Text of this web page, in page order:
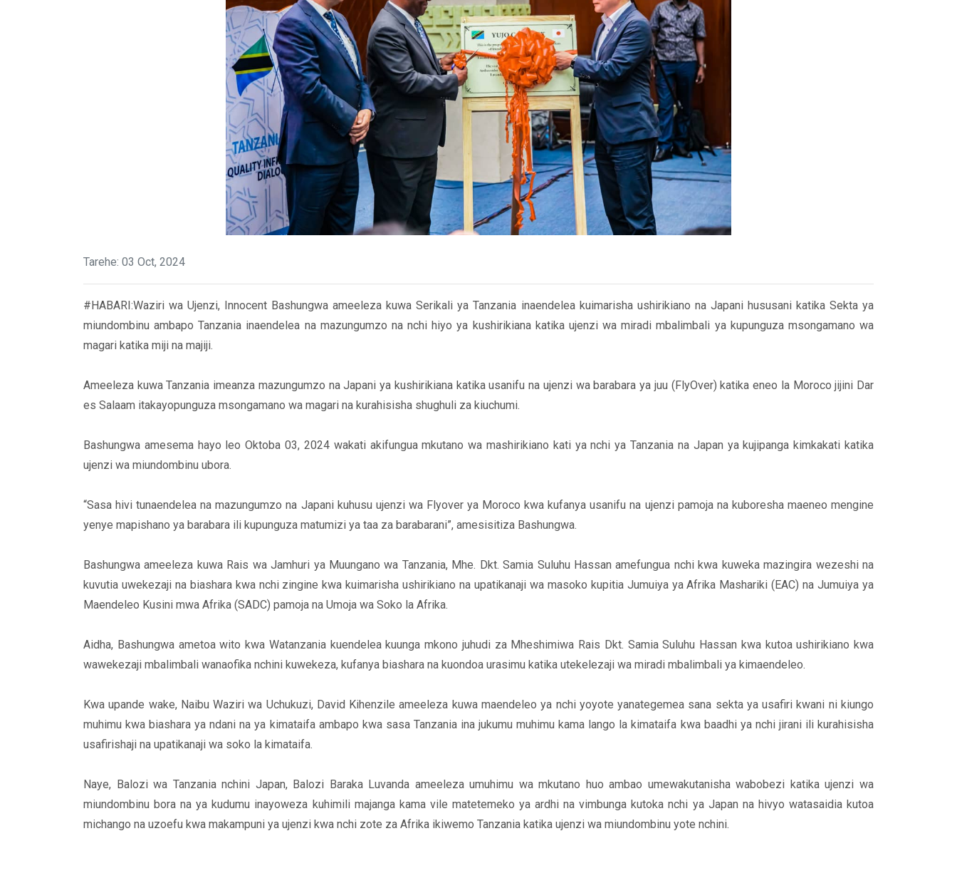
Tarehe: 03 Oct, 2024
#HABARI:Waziri wa Ujenzi, Innocent Bashungwa ameeleza kuwa Serikali ya Tanzania inaendelea kuimarisha ushirikiano na Japani hususani katika Sekta ya
miundombinu ambapo Tanzania inaendelea na mazungumzo na nchi hiyo ya kushirikiana katika ujenzi wa miradi mbalimbali ya kupunguza msongamano wa
magari katika miji na majiji.
Ameeleza kuwa Tanzania imeanza mazungumzo na Japani ya kushirikiana katika usanifu na ujenzi wa barabara ya juu (FlyOver) katika eneo la Moroco jijini Dar
es Salaam itakayopunguza msongamano wa magari na kurahisisha shughuli za kiuchumi.
Bashungwa amesema hayo leo Oktoba 03, 2024 wakati akifungua mkutano wa mashirikiano kati ya nchi ya Tanzania na Japan ya kujipanga kimkakati katika
ujenzi wa miundombinu ubora.
“Sasa hivi tunaendelea na mazungumzo na Japani kuhusu ujenzi wa Flyover ya Moroco kwa kufanya usanifu na ujenzi pamoja na kuboresha maeneo mengine
yenye mapishano ya barabara ili kupunguza matumizi ya taa za barabarani”, amesisitiza Bashungwa.
Bashungwa ameeleza kuwa Rais wa Jamhuri ya Muungano wa Tanzania, Mhe. Dkt. Samia Suluhu Hassan amefungua nchi kwa kuweka mazingira wezeshi na
kuvutia uwekezaji na biashara kwa nchi zingine kwa kuimarisha ushirikiano na upatikanaji wa masoko kupitia Jumuiya ya Afrika Mashariki (EAC) na Jumuiya ya
Maendeleo Kusini mwa Afrika (SADC) pamoja na Umoja wa Soko la Afrika.
Aidha, Bashungwa ametoa wito kwa Watanzania kuendelea kuunga mkono juhudi za Mheshimiwa Rais Dkt. Samia Suluhu Hassan kwa kutoa ushirikiano kwa
wawekezaji mbalimbali wanaofika nchini kuwekeza, kufanya biashara na kuondoa urasimu katika utekelezaji wa miradi mbalimbali ya kimaendeleo.
Kwa upande wake, Naibu Waziri wa Uchukuzi, David Kihenzile ameeleza kuwa maendeleo ya nchi yoyote yanategemea sana sekta ya usafiri kwani ni kiungo
muhimu kwa biashara ya ndani na ya kimataifa ambapo kwa sasa Tanzania ina jukumu muhimu kama lango la kimataifa kwa baadhi ya nchi jirani ili kurahisisha
usafirishaji na upatikanaji wa soko la kimataifa.
Naye, Balozi wa Tanzania nchini Japan, Balozi Baraka Luvanda ameeleza umuhimu wa mkutano huo ambao umewakutanisha wabobezi katika ujenzi wa
miundombinu bora na ya kudumu inayoweza kuhimili majanga kama vile matetemeko ya ardhi na vimbunga kutoka nchi ya Japan na hivyo watasaidia kutoa
michango na uzoefu kwa makampuni ya ujenzi kwa nchi zote za Afrika ikiwemo Tanzania katika ujenzi wa miundombinu yote nchini.